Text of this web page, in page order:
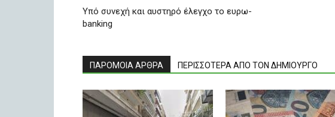
Υπό συνεχή και αυστηρό έλεγχο το ευρω-
banking
ΠΑΡΟΜΟΙΑ ΑΡΘΡΑ ΠΕΡΙΣΣΟΤΕΡΑ ΑΠΟ ΤΟΝ ΔΗΜΙΟΥΡΓΟ